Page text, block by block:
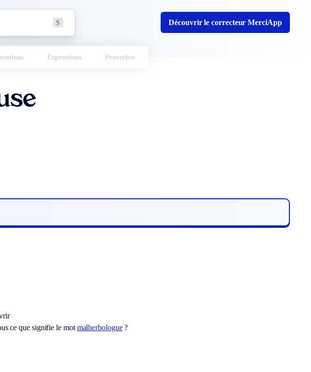
S Découvrir le correcteur MerciApp
Expressions Proverbes
ce que signifie le mot malherbologue?